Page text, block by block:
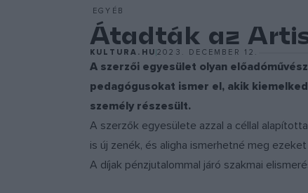
EGYÉB
Átadták az
KULTURA.HU 2023. DECEMBER 12.
A szerzői egyesület olyan
pedagógusokat ismer el, akik
személy részesült.
A szerzők egyesülete azzal a céllal
is új zenék, és aligha ismerhetné meg
A díjak pénzjutalommal járó szakmai